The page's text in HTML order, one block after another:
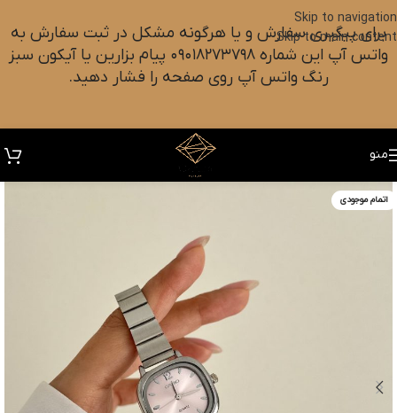
Skip to navigation
Skip to main content
برای پیگیری سفارش و یا هرگونه مشکل در ثبت سفارش به
واتس آپ این شماره ۰۹۰۱۸۲۷۳۷۹۸ پیام بزارین یا آیکون سبز
رنگ واتس آپ روی صفحه را فشار دهید.
منو
اتمام موجودی